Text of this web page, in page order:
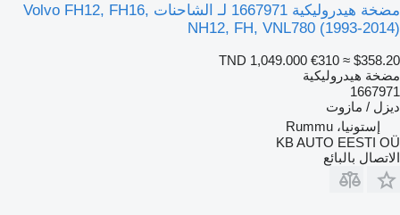
مضخة هيدروليكية 1667971 لـ الشاحنات Volvo FH12, FH16,
NH12, FH, VNL780 (1993-2014)
TND 1,049.000 €310 ≈ $358.20
مضخة هيدروليكية
1667971
ديزل / مازوت
إستونيا، Rummu
KB AUTO EESTI OÜ
الاتصال بالبائع